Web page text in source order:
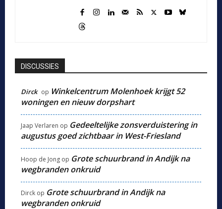
DISCUSSIES
Dirck op Winkelcentrum Molenhoek krijgt 52
woningen en nieuw dorpshart
Jaap Verlaren op Gedeeltelijke zonsverduistering in
augustus goed zichtbaar in West-Friesland
Hoop de Jong op Grote schuurbrand in Andijk na
wegbranden onkruid
Dirck op Grote schuurbrand in Andijk na
wegbranden onkruid